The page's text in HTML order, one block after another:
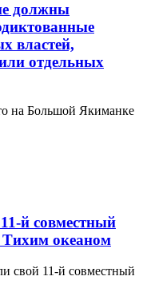
должны
властей,
отдельных
на Большой Якиманке
й совместный
океаном
свой 11-й совместный